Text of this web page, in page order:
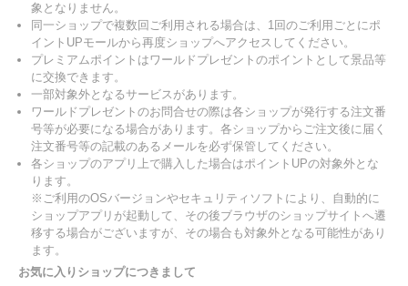
象となりません。
同一ショップで複数回ご利用される場合は、1回のご利用ごとにポ
イントUPモールから再度ショップへアクセスしてください。
プレミアムポイントはワールドプレゼントのポイントとして景品等
に交換できます。
一部対象外となるサービスがあります。
ワールドプレゼントのお問合せの際は各ショップが発行する注文番
号等が必要になる場合があります。各ショップからご注文後に届く
注文番号等の記載のあるメールを必ず保管してください。
各ショップのアプリ上で購入した場合はポイントUPの対象外とな
ります。
※ご利用のOSバージョンやセキュリティソフトにより、自動的に
ショップアプリが起動して、その後ブラウザのショップサイトへ遷
移する場合がございますが、その場合も対象外となる可能性があり
ます。
お気に入りショップにつきまして